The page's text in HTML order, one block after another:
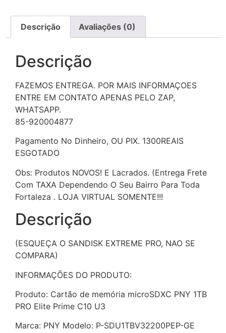
Descrição Avaliações (0)
Descrição
FAZEMOS ENTREGA. POR MAIS INFORMAÇOES
ENTRE EM CONTATO APENAS PELO ZAP,
WHATSAPP.
85-920004877
Pagamento No Dinheiro, OU PIX. 1300REAIS
ESGOTADO
Obs: Produtos NOVOS! E Lacrados. (Entrega Frete
Com TAXA Dependendo O Seu Bairro Para Toda
Fortaleza . LOJA VIRTUAL SOMENTE!!!
Descrição
(ESQUEÇA O SANDISK EXTREME PRO, NAO SE
COMPARA)
INFORMAÇÕES DO PRODUTO:
Produto: Cartão de memória microSDXC PNY 1TB
PRO Elite Prime C10 U3
Marca: PNY Modelo: P-SDU1TBV32200PEP-GE